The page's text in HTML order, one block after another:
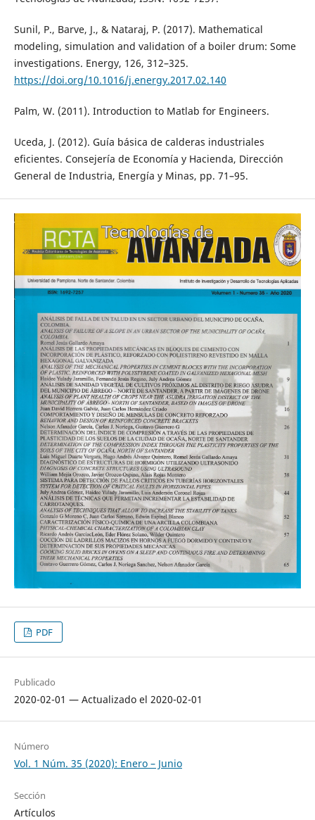
Sunil, P., Barve, J., & Nataraj, P. (2017). Mathematical
modeling, simulation and validation of a boiler drum: Some
investigations. Energy, 126, 312–325.
https://doi.org/10.1016/j.energy.2017.02.140
Palm, W. (2011). Introduction to Matlab for Engineers.
Uceda, J. (2012). Guía básica de calderas industriales
eficientes. Consejería de Economía y Hacienda, Dirección
General de Industria, Energía y Minas, pp. 71–95.
PDF
Publicado
2020-02-01 — Actualizado el 2020-02-01
Número
Vol. 1 Núm. 35 (2020): Enero – Junio
Sección
Artículos